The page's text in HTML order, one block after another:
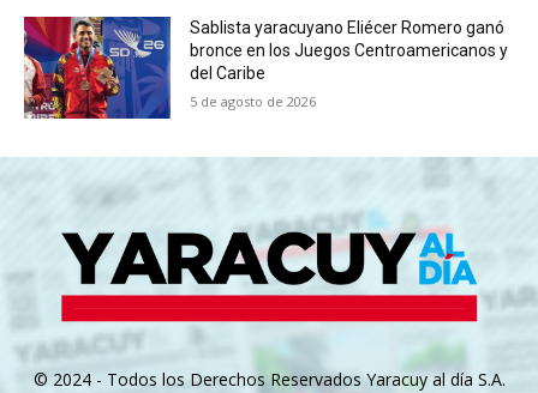
Sablista yaracuyano Eliécer Romero ganó
bronce en los Juegos Centroamericanos y
del Caribe
5 de agosto de 2026
© 2024 - Todos los Derechos Reservados Yaracuy al día S.A.